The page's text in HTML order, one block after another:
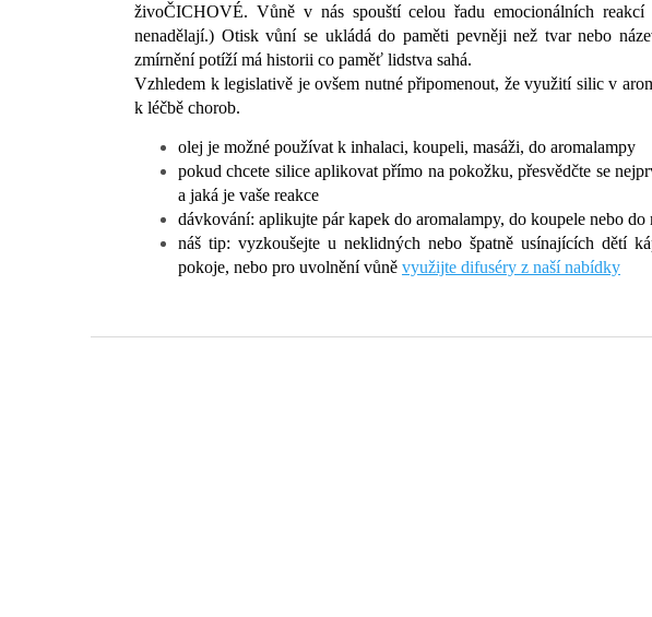
živoČICHOVÉ. Vůně v nás spouští celou řadu emocionálních
nenadělají.) Otisk vůní se ukládá do paměti pevněji než tvar nebo
zmírnění potíží má historii co paměť lidstva sahá.
Vzhledem k legislativě je ovšem nutné připomenout, že využití silic v
k léčbě chorob.
olej je možné používat k inhalaci, koupeli, masáži, do aromalampy
pokud chcete silice aplikovat přímo na pokožku, přesvědčte se
a jaká je vaše reakce
dávkování: aplikujte pár kapek do aromalampy, do koupele nebo do
náš tip: vyzkoušejte u neklidných nebo špatně usínajících dětí
pokoje, nebo pro uvolnění vůně využijte difuséry z naší nabídky